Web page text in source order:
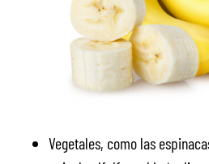
Vegetales, como las